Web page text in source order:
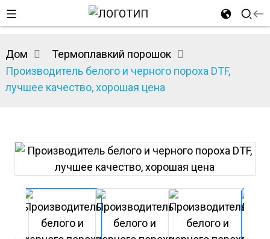
Дом
Термоплавкий порошок
Производитель белого и черного пороха DTF,
лучшее качество, хорошая цена